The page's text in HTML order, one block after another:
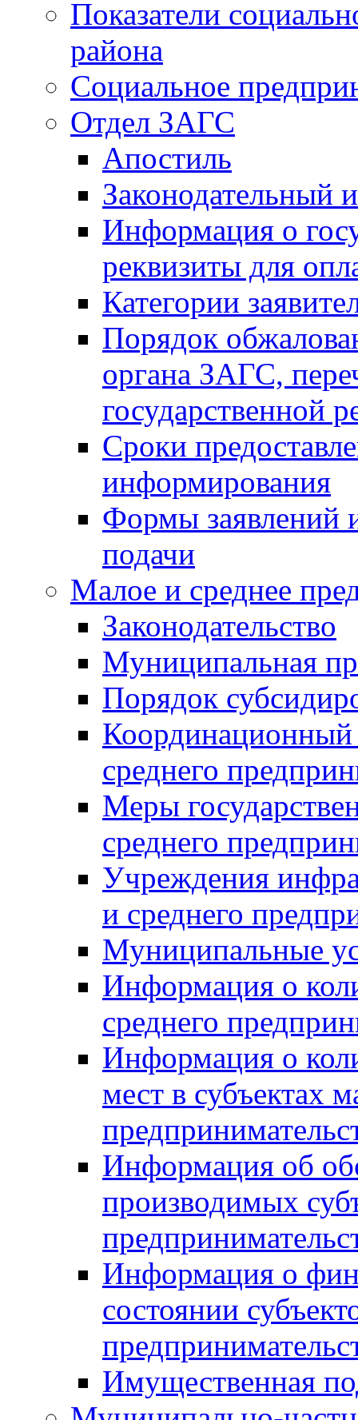
Показатели
района
Социальное
Отдел ЗАГС
Апостиль
Законодательный
Информация о
реквизиты для
Категории
Порядок
органа ЗАГС,
государственной
Сроки
информирования
Формы заявлений
подачи
Малое и среднее
Законодательство
Муниципальная
Порядок
Координационный
среднего
Меры
среднего
Учреждения
и среднего
Муниципальные
Информация о
среднего
Информация о
мест в субъектах
Информация об
производимых
Информация о
состоянии
Имущественная